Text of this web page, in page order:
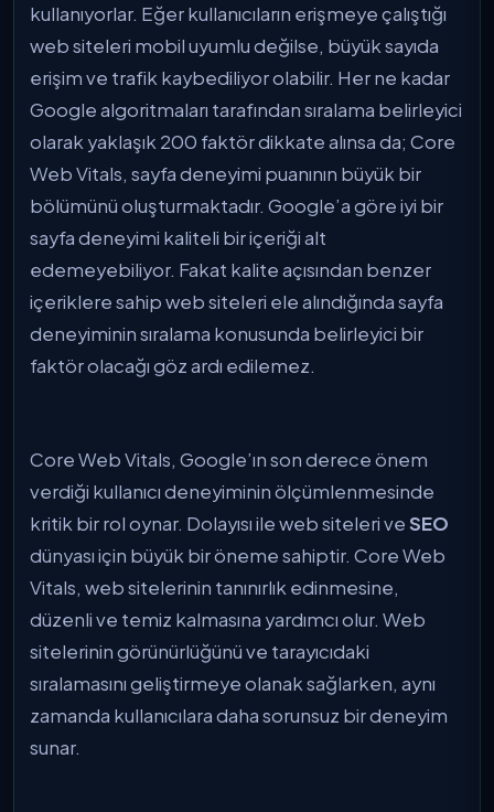
kullanıyorlar. Eğer kullanıcıların erişmeye çalıştığı
web siteleri mobil uyumlu değilse, büyük sayıda
erişim ve trafik kaybediliyor olabilir. Her ne kadar
Google algoritmaları tarafından sıralama belirleyici
olarak yaklaşık 200 faktör dikkate alınsa da; Core
Web Vitals, sayfa deneyimi puanının büyük bir
bölümünü oluşturmaktadır. Google’a göre iyi bir
sayfa deneyimi kaliteli bir içeriği alt
edemeyebiliyor. Fakat kalite açısından benzer
içeriklere sahip web siteleri ele alındığında sayfa
deneyiminin sıralama konusunda belirleyici bir
faktör olacağı göz ardı edilemez.
Core Web Vitals, Google’ın son derece önem
verdiği kullanıcı deneyiminin ölçümlenmesinde
kritik bir rol oynar. Dolayısı ile web siteleri veSEO
dünyası için büyük bir öneme sahiptir. Core Web
Vitals, web sitelerinin tanınırlık edinmesine,
düzenli ve temiz kalmasına yardımcı olur. Web
sitelerinin görünürlüğünü ve tarayıcıdaki
sıralamasını geliştirmeye olanak sağlarken, aynı
zamanda kullanıcılara daha sorunsuz bir deneyim
sunar.